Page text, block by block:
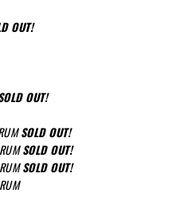
OUT!
OUT!
SOLD OUT!
SOLD OUT!
SOLD OUT!